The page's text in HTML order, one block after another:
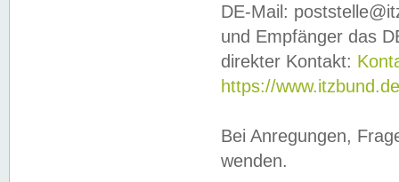
DE-Mail:
und Empfänger das
direkter Kontakt:
https://
Bei Anregungen,
wenden.